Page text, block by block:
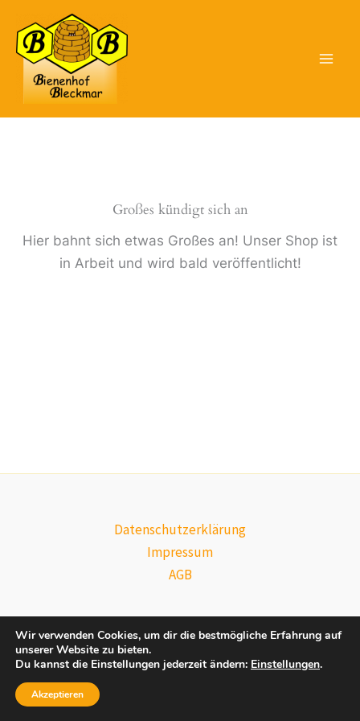
Inhalt
springen
Großes kündigt sich an
Hier bahnt sich etwas Großes an! Unser Shop ist
in Arbeit und wird bald veröffentlicht!
Datenschutzerklärung
Impressum
AGB
Copyright © 2026 Bienenhof-Bleckmar | Präsentiert vonAstra-
Wir verwenden Cookies, um dir die bestmögliche Erfahrung auf
unserer Website zu bieten.
Du kannst die Einstellungen jederzeit ändern: Einstellungen.
Akzeptieren